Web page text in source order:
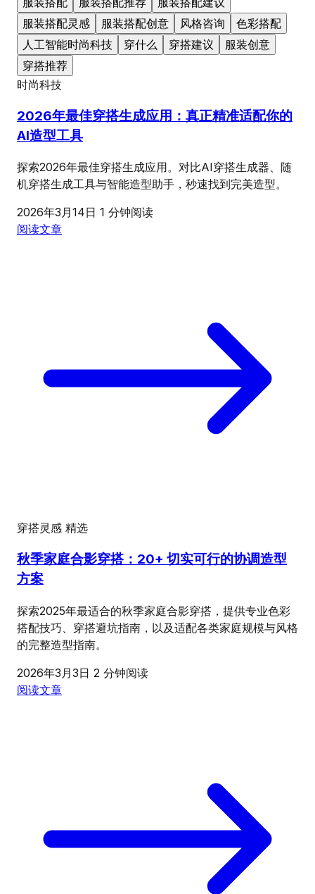
服装搭配灵感
服装搭配创意 风格咨询
色彩搭配
人工智能时尚科技
穿什么 穿搭建议
服装创意
穿搭推荐
时尚科技
2026年最佳穿搭生成应用：真正精准适配你的
AI造型工具
探索2026年最佳穿搭生成应用。对比AI穿搭生成器、随
机穿搭生成工具与智能造型助手，秒速找到完美造型。
2026年3月14日 1 分钟阅读
阅读文章
穿搭灵感 精选
秋季家庭合影穿搭：20+ 切实可行的协调造型
方案
探索2025年最适合的秋季家庭合影穿搭，提供专业色彩
搭配技巧、穿搭避坑指南，以及适配各类家庭规模与风格
的完整造型指南。
2026年3月3日 2 分钟阅读
阅读文章